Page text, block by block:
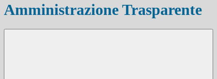
Amministrazione Trasparente